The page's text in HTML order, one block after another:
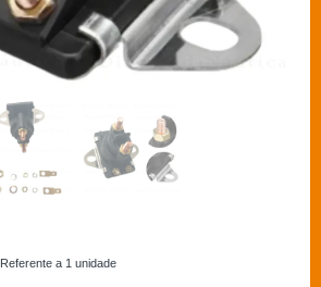
Referente a 1 unidade